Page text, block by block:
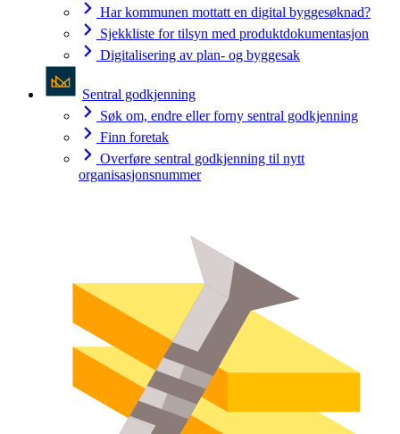
Har kommunen mottatt en digital byggesøknad?
Sjekkliste for tilsyn med produktdokumentasjon
Digitalisering av plan- og byggesak
Sentral godkjenning
Søk om, endre eller forny sentral godkjenning
Finn foretak
Overføre sentral godkjenning til nytt
organisasjonsnummer